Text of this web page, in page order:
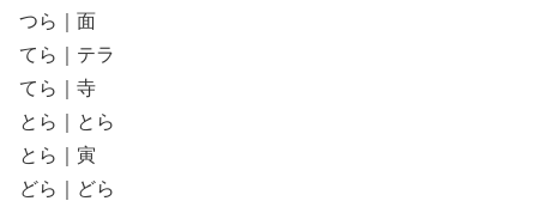
つら｜面
てら｜テラ
てら｜寺
とら｜とら
とら｜寅
どら｜どら